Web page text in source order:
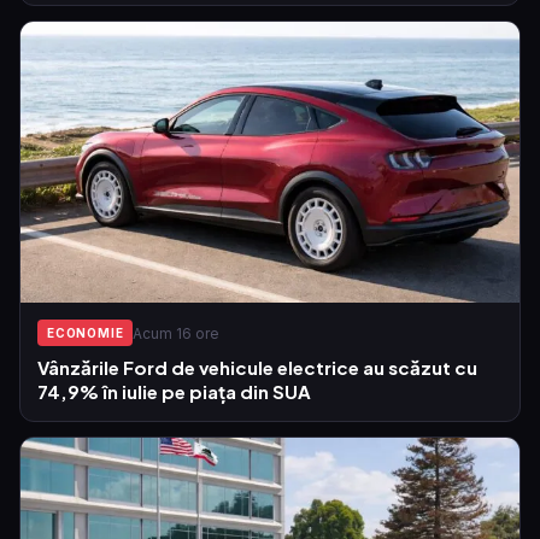
ECONOMIE Acum 16 ore
Vânzările Ford de vehicule electrice au scăzut cu
74,9% în iulie pe piața din SUA